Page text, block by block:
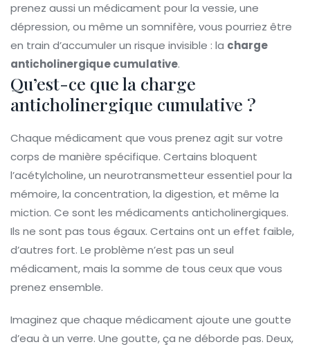
prenez aussi un médicament pour la vessie, une
dépression, ou même un somnifère, vous pourriez être
en train d’accumuler un risque invisible : la charge
anticholinergique cumulative.
Qu’est-ce que la charge
anticholinergique cumulative ?
Chaque médicament que vous prenez agit sur votre
corps de manière spécifique. Certains bloquent
l’acétylcholine, un neurotransmetteur essentiel pour la
mémoire, la concentration, la digestion, et même la
miction. Ce sont les médicaments anticholinergiques.
Ils ne sont pas tous égaux. Certains ont un effet faible,
d’autres fort. Le problème n’est pas un seul
médicament, mais la somme de tous ceux que vous
prenez ensemble.
Imaginez que chaque médicament ajoute une goutte
d’eau à un verre. Une goutte, ça ne déborde pas. Deux,